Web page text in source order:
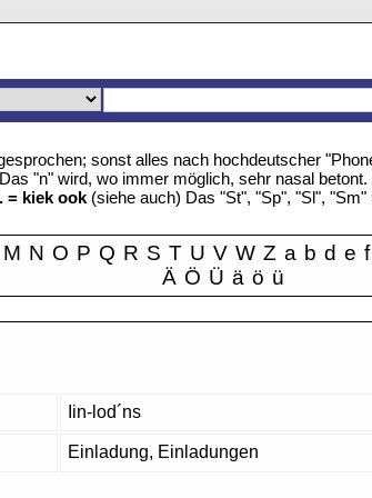
sonst alles nach hochdeutscher
"n" wird, wo immer möglich, sehr nasal
= kiek ook(siehe auch) Das "St", "Sp", "Sl",
M N O P Q R S T U V W Z a b d e f
Ä Ö Ü ä ö ü
Iin-lod´ns
Einladung, Einladungen